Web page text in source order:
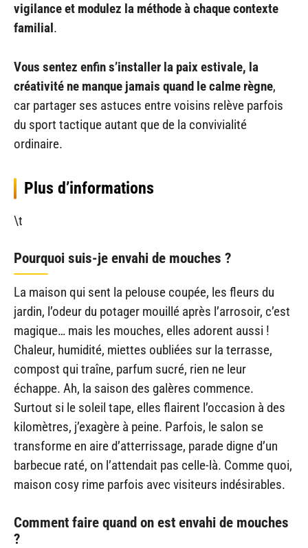
vigilance et modulez la méthode à chaque contexte
familial.
Vous sentez enfin s’installer la paix estivale, la
créativité ne manque jamais quand le calme règne,
car partager ses astuces entre voisins relève parfois
du sport tactique autant que de la convivialité
ordinaire.
Plus d’informations
\t
Pourquoi suis-je envahi de mouches ?
La maison qui sent la pelouse coupée, les fleurs du
jardin, l’odeur du potager mouillé après l’arrosoir, c’est
magique… mais les mouches, elles adorent aussi !
Chaleur, humidité, miettes oubliées sur la terrasse,
compost qui traîne, parfum sucré, rien ne leur
échappe. Ah, la saison des galères commence.
Surtout si le soleil tape, elles flairent l’occasion à des
kilomètres, j’exagère à peine. Parfois, le salon se
transforme en aire d’atterrissage, parade digne d’un
barbecue raté, on l’attendait pas celle-là. Comme quoi,
maison cosy rime parfois avec visiteurs indésirables.
Comment faire quand on est envahi de mouches
?